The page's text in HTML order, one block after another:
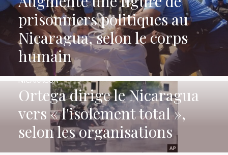
prisonniers politiques au
Nicaragua, selon le corps
humain
Ortega dirige le Nicaragua
vers « l'isolement total »,
selon les organisations
NICARAGUA